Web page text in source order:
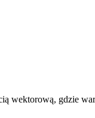
wektorową, gdzie